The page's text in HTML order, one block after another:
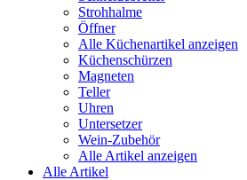
Strohhalme
Öffner
Alle Küchenartikel anzeigen
Küchenschürzen
Magneten
Teller
Uhren
Untersetzer
Wein-Zubehör
Alle Artikel anzeigen
Alle Artikel